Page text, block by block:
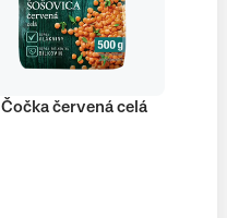
Čočka červená celá